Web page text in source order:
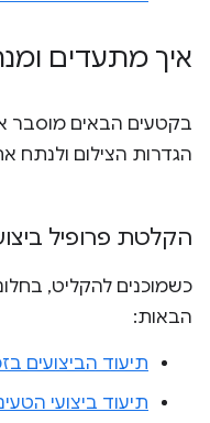
איך מתעדים
בקטעים הבאים מוסבר
הגדרות הצילום ולנתח
הקלטת פרופיל
כשמוכנים להקליט,
הבאות:
תיעוד הביצועים
תיעוד ביצועי